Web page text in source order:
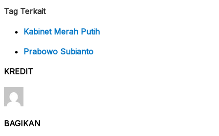
Tag Terkait
Kabinet Merah Putih
Prabowo Subianto
KREDIT
BAGIKAN